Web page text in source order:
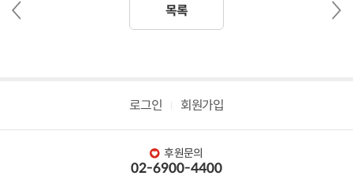
목록
로그인 회원가입
후원문의
02-6900-4400